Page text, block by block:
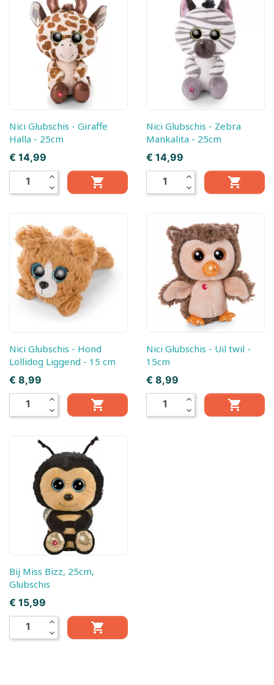
Nici Glubschis - Giraffe
Halla - 25cm
Prijs
€ 14,99
expand_less
expand_more

Nici Glubschis - Zebra
Mankalita - 25cm
Prijs
€ 14,99
expand_less
expand_more

Nici Glubschis - Hond
Lollidog Liggend - 15 cm
Prijs
€ 8,99
expand_less
expand_more

Nici Glubschis - Uil twil -
15cm
Prijs
€ 8,99
expand_less
expand_more

Bij Miss Bizz, 25cm,
Glubschis
Prijs
€ 15,99
expand_less
expand_more
